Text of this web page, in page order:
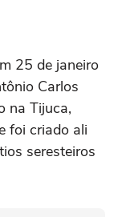
25 de janeiro
Carlos
na Tijuca,
foi criado ali
seresteiros